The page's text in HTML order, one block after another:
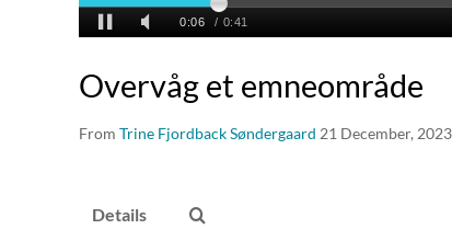
Overvåg et emneområde
From Trine Fjordback Søndergaard 21 December, 2023
Details